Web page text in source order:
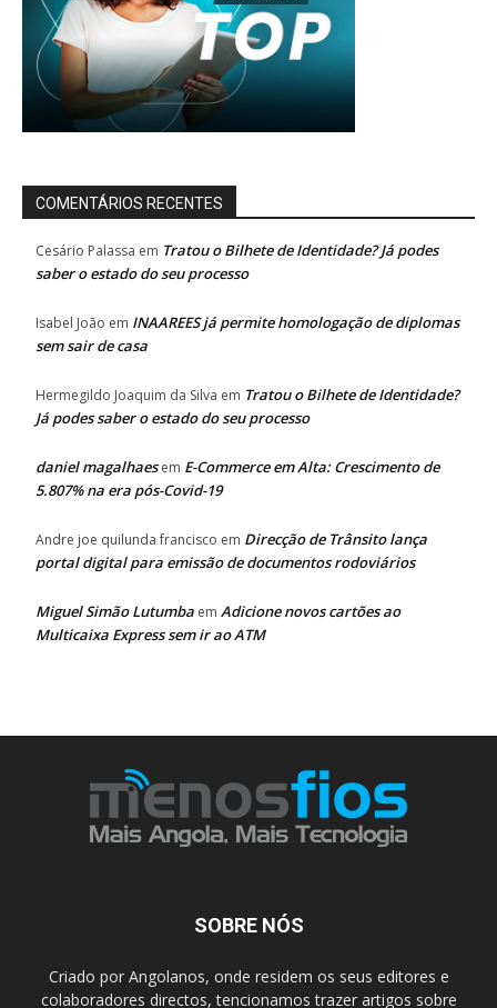
COMENTÁRIOS RECENTES
Cesário Palassa em Tratou o Bilhete de Identidade? Já podes
saber o estado do seu processo
Isabel João em INAAREES já permite homologação de diplomas
sem sair de casa
Hermegildo Joaquim da Silva em Tratou o Bilhete de Identidade?
Já podes saber o estado do seu processo
daniel magalhaesem E-Commerce em Alta: Crescimento de
5.807% na era pós-Covid-19
Andre joe quilunda francisco em Direcção de Trânsito lança
portal digital para emissão de documentos rodoviários
Miguel Simão Lutumba em Adicione novos cartões ao
Multicaixa Express sem ir ao ATM
SOBRE NÓS
Criado por Angolanos, onde residem os seus editores e
colaboradores directos, tencionamos trazer artigos sobre